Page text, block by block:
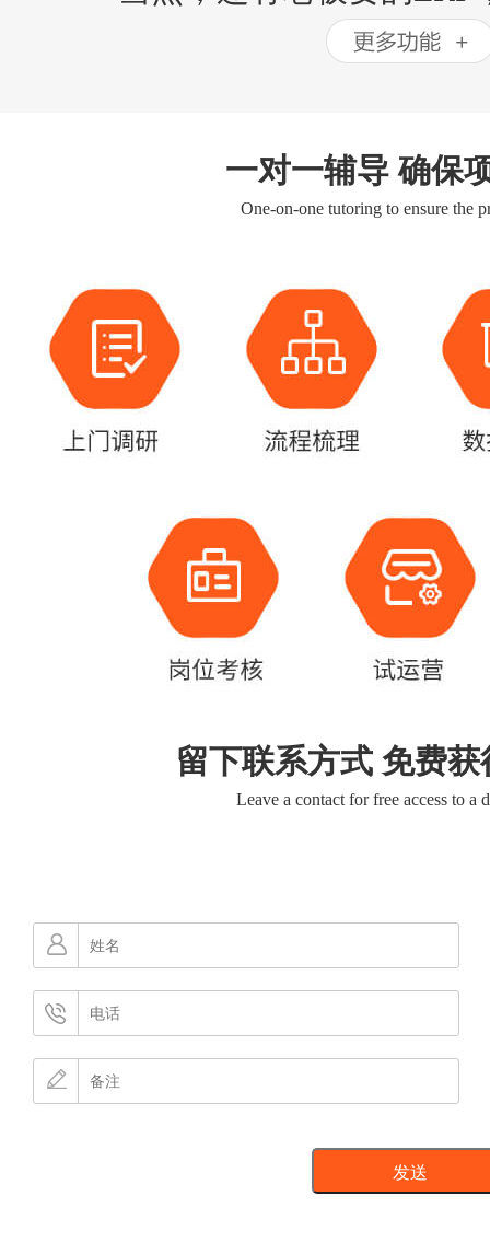
一对一辅导 确保
One-on-one tutoring to ensure the
留下联系方式 免费
Leave a contact for free access to a